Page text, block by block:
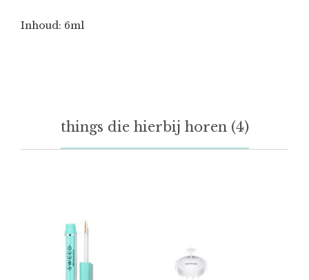
Inhoud: 6ml
things die hierbij horen (4)